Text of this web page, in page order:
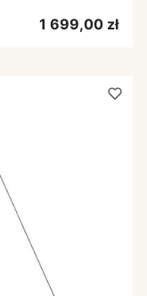
Cena
1 699,00 zł